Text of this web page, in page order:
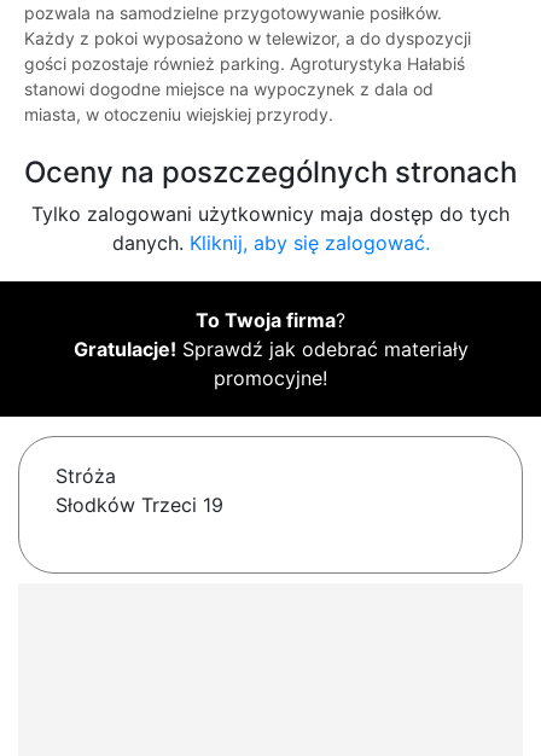
pozwala na samodzielne przygotowywanie posiłków.
Każdy z pokoi wyposażono w telewizor, a do dyspozycji
gości pozostaje również parking. Agroturystyka Hałabiś
stanowi dogodne miejsce na wypoczynek z dala od
miasta, w otoczeniu wiejskiej przyrody.
Oceny na poszczególnych stronach
Tylko zalogowani użytkownicy maja dostęp do tych
danych. Kliknij, aby się zalogować.
To Twoja firma?
Gratulacje! Sprawdź jak odebrać materiały
promocyjne!
Stróża
Słodków Trzeci 19